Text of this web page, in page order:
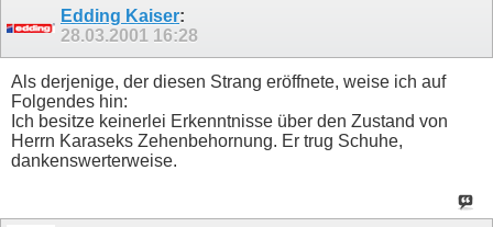
Edding Kaiser:
28.03.2001 16:28
Als derjenige, der diesen Strang eröffnete, weise ich auf
Folgendes hin:
Ich besitze keinerlei Erkenntnisse über den Zustand von
Herrn Karaseks Zehenbehornung. Er trug Schuhe,
dankenswerterweise.